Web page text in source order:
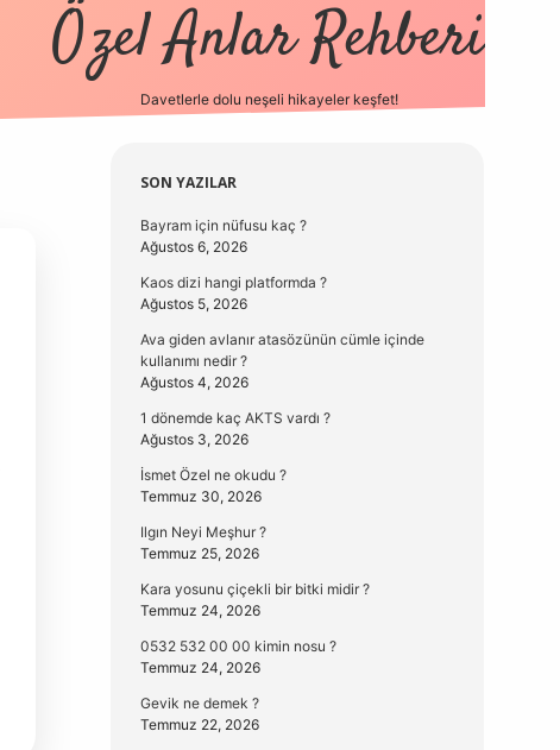
Özel Anlar Rehberi
Davetlerle dolu neşeli hikayeler keşfet!
Sidebar
SON YAZILAR
Bayram için nüfusu kaç ?
Ağustos 6, 2026
Kaos dizi hangi platformda ?
Ağustos 5, 2026
Ava giden avlanır atasözünün cümle içinde
kullanımı nedir ?
Ağustos 4, 2026
1 dönemde kaç AKTS vardı ?
Ağustos 3, 2026
İsmet Özel ne okudu ?
Temmuz 30, 2026
Ilgın Neyi Meşhur ?
Temmuz 25, 2026
Kara yosunu çiçekli bir bitki midir ?
Temmuz 24, 2026
0532 532 00 00 kimin nosu ?
Temmuz 24, 2026
Gevik ne demek ?
Temmuz 22, 2026